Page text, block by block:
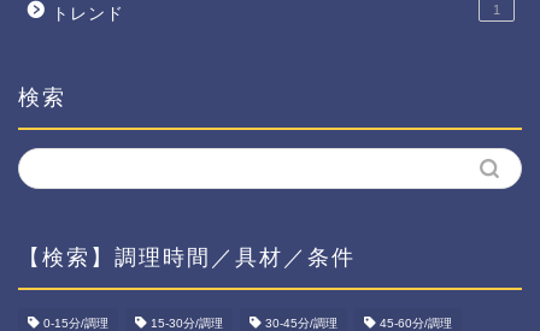
トレンド 1
検索
【検索】調理時間／具材／条件
0-15分/調理 15-30分/調理 30-45分/調理 45-60分/調理
ホーム